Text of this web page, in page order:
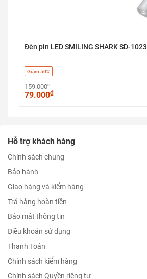
Đèn pin LED SMILING SHARK SD-1023
Giảm 50%
159.000₫
79.000₫
Hỗ trợ khách hàng
Chính sách chung
Bảo hành
Giao hàng và kiểm hàng
Trả hàng hoàn tiền
Bảo mật thông tin
Điều khoản sử dụng
Thanh Toán
Chính sách kiểm hàng
Chính sách Quyền riêng tư